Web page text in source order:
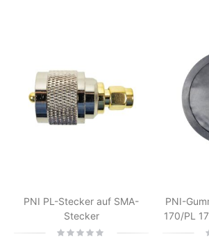
PNI PL-Stecker auf SMA-
Stecker
Rating:
PNI-
170/PL